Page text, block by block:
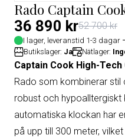
Rado Captain
36 890 kr52 700 kr
I lager, leveranstid 1-3 dagar
Butikslager: Ja Nätlager:
Captain Cook High-
Rado som kombinerar
robust och hypoalltergiskt
automatiska klockan har
på upp till 300 meter,